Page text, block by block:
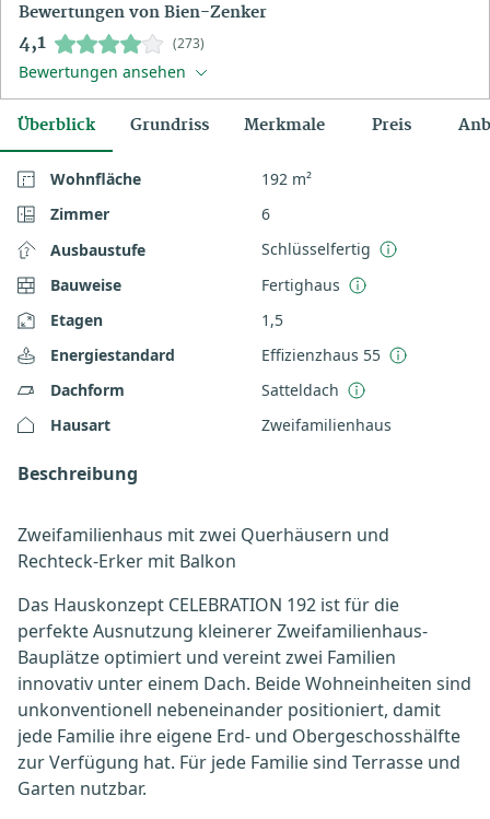
Bewertungen von Bien-Zenker
4,1 (273)
Bewertungen ansehen
Überblick Grundriss Merkmale Preis
Wohnfläche
192 m²
Zimmer
6
Ausbaustufe
Schlüsselfertig
Bauweise
Fertighaus
Etagen
1,5
Energiestandard
Effizienzhaus 55
Dachform
Satteldach
Hausart
Zweifamilienhaus
Beschreibung
Zweifamilienhaus mit zwei Querhäusern und
Rechteck-Erker mit Balkon
Das Hauskonzept CELEBRATION 192 ist für die
perfekte Ausnutzung kleinerer Zweifamilienhaus-
Bauplätze optimiert und vereint zwei Familien
innovativ unter einem Dach. Beide Wohneinheiten sind
unkonventionell nebeneinander positioniert, damit
jede Familie ihre eigene Erd- und Obergeschosshälfte
zur Verfügung hat. Für jede Familie sind Terrasse und
Garten nutzbar.